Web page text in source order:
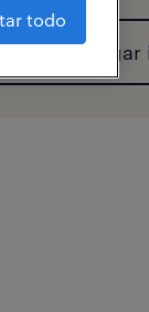
descargar
todo